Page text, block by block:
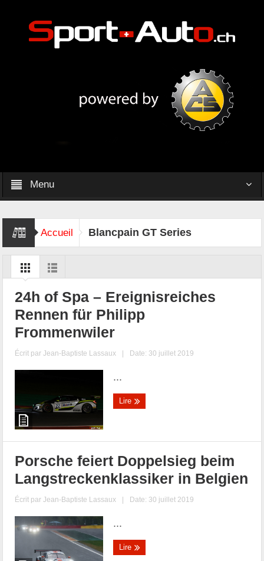
Menu
Accueil Blancpain GT Series
24h of Spa – Ereignisreiches
Rennen für Philipp
Frommenwiler
Écrit parJean-Baptiste Lassaux | Date: 30 juillet 2019
...
Lire
Porsche feiert Doppelsieg beim
Langstreckenklassiker in Belgien
Écrit parJean-Baptiste Lassaux | Date: 30 juillet 2019
...
Lire